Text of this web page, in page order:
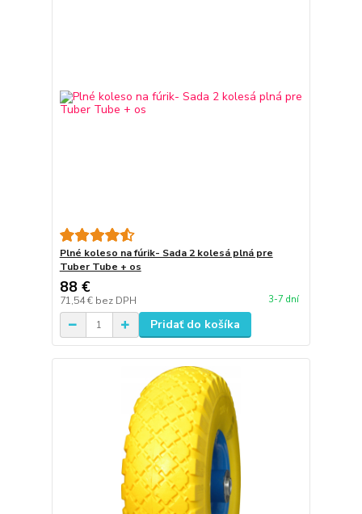
Plné koleso na fúrik- Sada 2 kolesá plná pre
Tuber Tube + os
88 €
71,54 € bez DPH 3-7 dní
Pridať do košíka